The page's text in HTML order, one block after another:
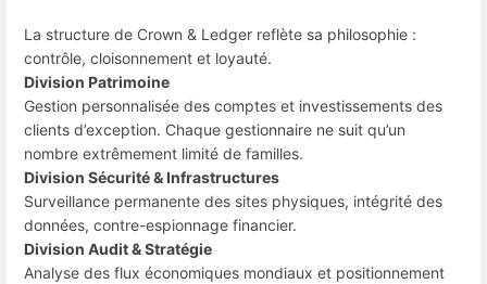
La structure de Crown & Ledger reflète sa philosophie :
contrôle, cloisonnement et loyauté.
Division Patrimoine
Gestion personnalisée des comptes et investissements des
clients d’exception. Chaque gestionnaire ne suit qu’un
nombre extrêmement limité de familles.
Division Sécurité & Infrastructures
Surveillance permanente des sites physiques, intégrité des
données, contre-espionnage financier.
Division Audit & Stratégie
Analyse des flux économiques mondiaux et positionnement